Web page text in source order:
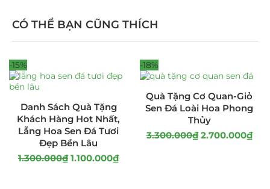
CÓ THỂ BẠN CŨNG THÍCH
-15%
Danh Sách Quà Tặng
Khách Hàng Hot Nhất,
Lẵng Hoa Sen Đá Tươi
Đẹp Bền Lâu
1.300.000₫ 1.100.000₫
-18%
Quà Tặng Cơ Quan-Giỏ
Sen Đá Loài Hoa Phong
Thủy
3.300.000₫ 2.700.000₫